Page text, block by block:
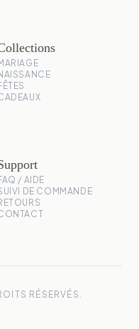
/ AIDE
DE COMMANDE
RÉSERVÉS.